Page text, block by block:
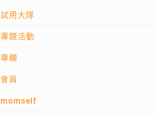
試用大隊
專題活動
專欄
會員
momself